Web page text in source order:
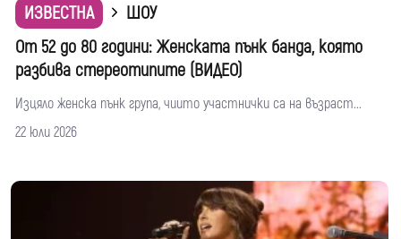
ИЗВЕСТНА
ШОУ
От 52 до 80 години: Женската пънк банда, която
разбива стереотипите (ВИДЕО)
Изцяло женска пънк група, чиито участнички са на възраст...
22 юли 2026